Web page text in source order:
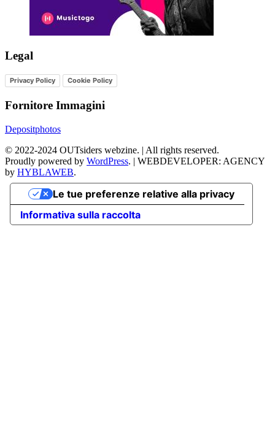
Legal
Privacy Policy Cookie Policy
Fornitore Immagini
Depositphotos
© 2022-2024 OUTsiders webzine. | All rights reserved.
Proudly powered by WordPress. | WEBDEVELOPER: AGENCY
by HYBLAWEB.
Informativa sulla raccolta
Le tue preferenze relative alla privacy